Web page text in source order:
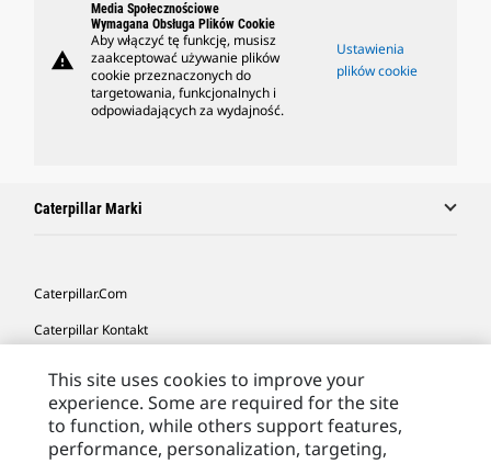
warning
Media Społecznościowe
Wymagana Obsługa Plików Cookie
Aby włączyć tę funkcję, musisz
zaakceptować używanie plików
cookie przeznaczonych do
targetowania, funkcjonalnych i
odpowiadających za wydajność.
Ustawienia
plików cookie
Caterpillar Marki
Caterpillar.com
Caterpillar Kontakt
Moje Preferencje Marketingowe
Site Map
This site uses cookies to improve your
experience. Some are required for the site
to function, while others support features,
performance, personalization, targeting,